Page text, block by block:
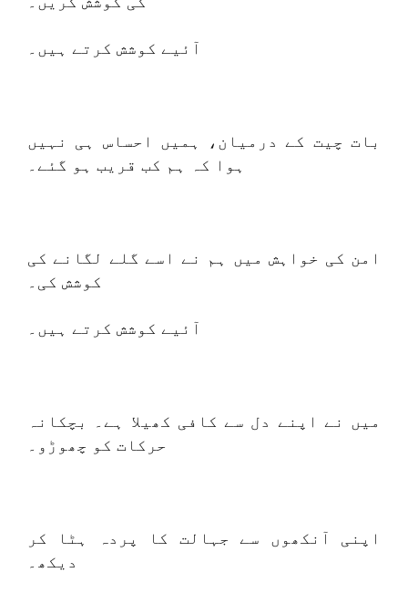
آئیے کوشش کرتے ہیں۔
بات چیت کے درمیان، ہمیں احساس ہی نہیں
ہوا کہ ہم کب قریب ہو گئے۔
امن کی خواہش میں ہم نے اسے گلے لگانے کی
کوشش کی۔
آئیے کوشش کرتے ہیں۔
میں نے اپنے دل سے کافی کھیلا ہے۔ بچکانہ
حرکات کو چھوڑو۔
اپنی آنکھوں سے جہالت کا پردہ ہٹا کر
دیکھ۔